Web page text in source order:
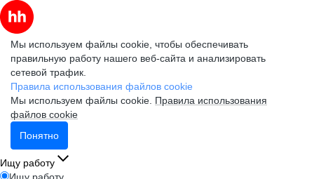
Мы используем файлы cookie, чтобы обеспечивать
правильную работу нашего веб-сайта и анализировать
сетевой трафик.
Правила использования файлов cookie
Мы используем файлы cookie. Правила использования
файлов cookie
Понятно
Ищу работу